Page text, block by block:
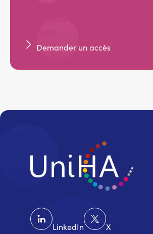
Demander un accès
LinkedIn X